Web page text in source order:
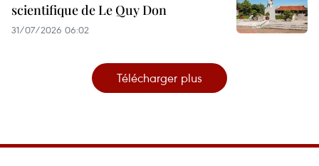
scientifique de Le Quy Don
31/07/2026 06:02
Télécharger plus